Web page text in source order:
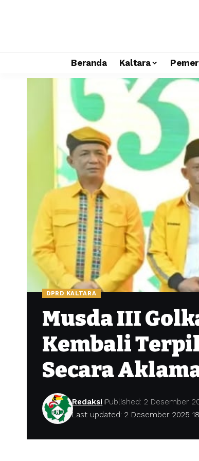
Beranda Kaltara
DPRD KALTARA
Musda III
Kembali
Secara
Last updated: 2 Desember 2025
Redaksi Published: 2 Desember